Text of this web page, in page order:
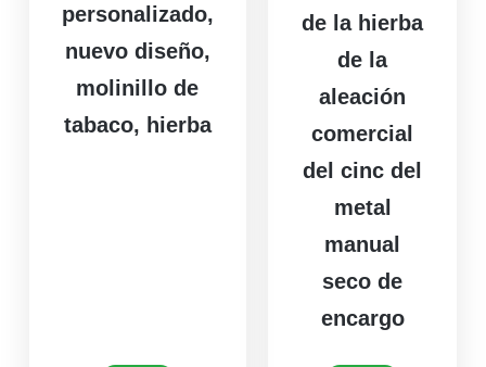
personalizado,
nuevo diseño,
molinillo de
tabaco, hierba
de la hierba
de la
aleación
comercial
del cinc del
metal
manual
seco de
encargo